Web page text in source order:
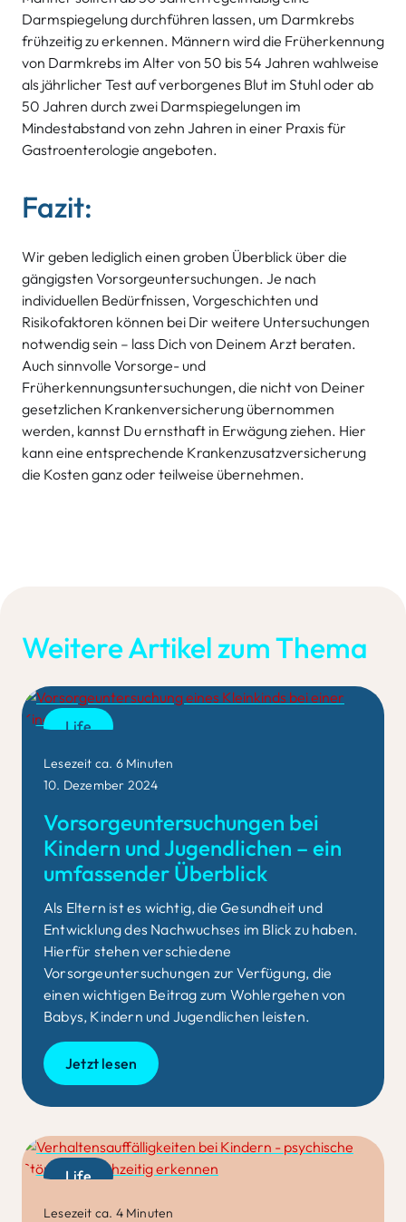
Darmspiegelung durchführen lassen, um Darmkrebs
frühzeitig zu erkennen. Männern wird die Früherkennung
von Darmkrebs im Alter von 50 bis 54 Jahren wahlweise
als jährlicher Test auf verborgenes Blut im Stuhl oder ab
50 Jahren durch zwei Darmspiegelungen im
Mindestabstand von zehn Jahren in einer Praxis für
Gastroenterologie angeboten.
Fazit:
Wir geben lediglich einen groben Überblick über die
gängigsten Vorsorgeuntersuchungen. Je nach
individuellen Bedürfnissen, Vorgeschichten und
Risikofaktoren können bei Dir weitere Untersuchungen
notwendig sein – lass Dich von Deinem Arzt beraten.
Auch sinnvolle Vorsorge- und
Früherkennungsuntersuchungen, die nicht von Deiner
gesetzlichen Krankenversicherung übernommen
werden, kannst Du ernsthaft in Erwägung ziehen. Hier
kann eine entsprechende Krankenzusatzversicherung
die Kosten ganz oder teilweise übernehmen.
Weitere Artikel zum Thema
Life
Lesezeit ca. 6 Minuten
10. Dezember 2024
Vorsorgeuntersuchungen bei
Kindern und Jugendlichen – ein
umfassender Überblick
Als Eltern ist es wichtig, die Gesundheit und
Entwicklung des Nachwuchses im Blick zu haben.
Hierfür stehen verschiedene
Vorsorgeuntersuchungen zur Verfügung, die
einen wichtigen Beitrag zum Wohlergehen von
Babys, Kindern und Jugendlichen leisten.
Jetzt lesen
Life
Lesezeit ca. 4 Minuten